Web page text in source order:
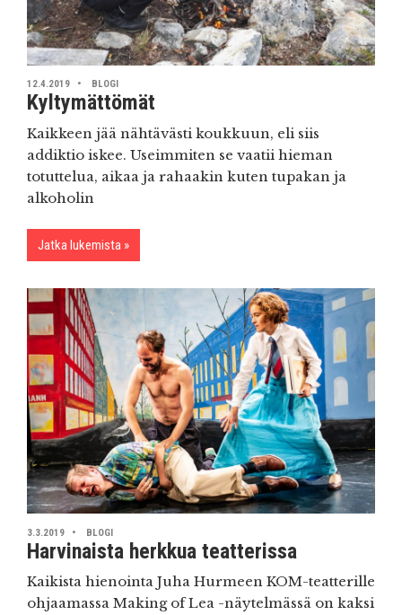
12.4.2019 BLOGI
Kyltymättömät
Kaikkeen jää nähtävästi koukkuun, eli siis
addiktio iskee. Useimmiten se vaatii hieman
totuttelua, aikaa ja rahaakin kuten tupakan ja
alkoholin
Jatka lukemista
3.3.2019 BLOGI
Harvinaista herkkua teatterissa
Kaikista hienointa Juha Hurmeen KOM-teatterille
ohjaamassa Making of Lea -näytelmässä on kaksi